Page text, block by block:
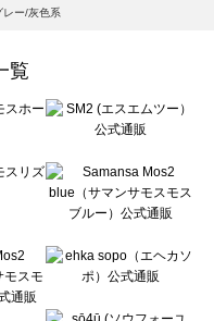
のシャツ・ブラウス一覧
ツ・ブラウス一覧
ス一覧
ブラウス一覧
一覧
レー/灰色系
覧